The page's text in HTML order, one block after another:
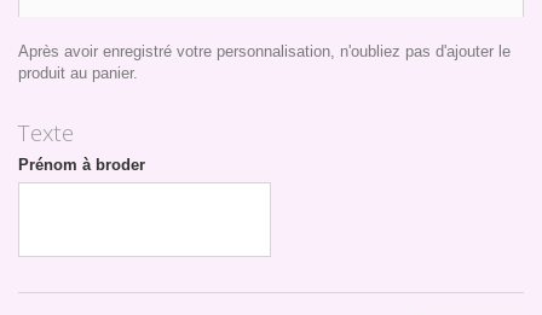
Après avoir enregistré votre personnalisation, n'oubliez pas d'ajouter le
produit au panier.
Texte
Prénom à broder